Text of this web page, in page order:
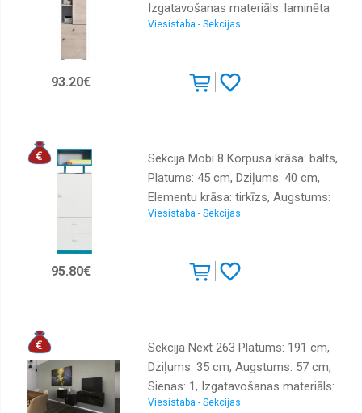
Izgatavošanas materiāls: laminēta
MDF plātne + finieris, Krāsa: ozols +
Viesistaba - Sekcijas
93.20€
Sekcija Mobi 8 Korpusa krāsa: balts,
Platums: 45 cm, Dziļums: 40 cm,
Elementu krāsa: tirkīzs, Augstums:
135 cm, Izgatavošanas materiāls:
Viesistaba - Sekcijas
95.80€
Sekcija Next 263 Platums: 191 cm,
Dziļums: 35 cm, Augstums: 57 cm,
Sienas: 1, Izgatavošanas materiāls:
MDF, Virsma: matēta + spīdīga,
Viesistaba - Sekcijas